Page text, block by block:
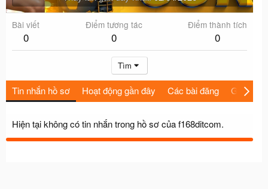
Bài viết
0
Điểm tương tác
0
Điểm thành tích
0
Tìm
Tin nhắn hồ sơ Hoạt động gần đây Các bài đăng Giới thiệu
Hiện tại không có tin nhắn trong hồ sơ của f168ditcom.